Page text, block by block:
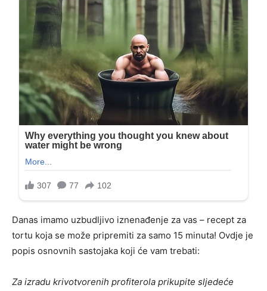
Danas imamo uzbudljivo iznenađenje za vas – recept za
tortu koja se može pripremiti za samo 15 minuta! Ovdje je
popis osnovnih sastojaka koji će vam trebati:
Za izradu krivotvorenih profiterola prikupite sljedeće